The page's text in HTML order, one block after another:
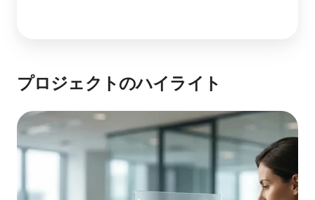
プロジェクトのハイライト